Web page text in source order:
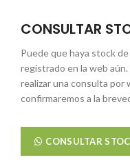
CONSULTAR
Puede que haya stock
registrado en la web
realizar una consulta por
confirmaremos a la
CONSULTAR